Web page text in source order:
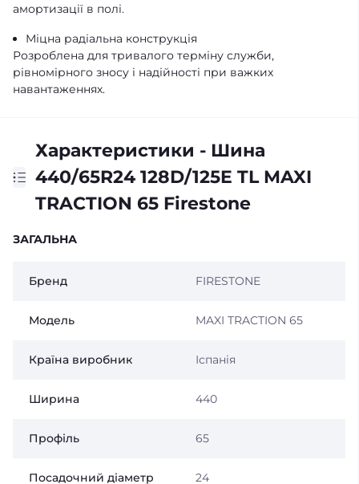
амортизації в полі.
Міцна радіальна конструкція
Розроблена для тривалого терміну служби,
рівномірного зносу і надійності при важких
навантаженнях.
Характеристики - Шина
440/65R24 128D/125E TL MAXI
TRACTION 65 Firestone
ЗАГАЛЬНА
Бренд FIRESTONE
Модель MAXI TRACTION 65
Країна виробник Іспанія
Ширина 440
Профіль 65
Посадочний діаметр 24